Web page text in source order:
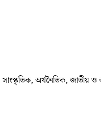
অর্থনৈতিক, জাতীয়